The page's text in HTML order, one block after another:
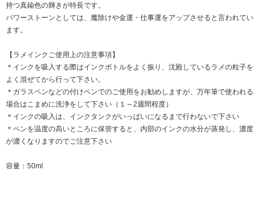
持つ真鍮色の輝きが特長です。
パワーストーンとしては、魔除けや金運・仕事運をアップさせると言われてい
ます。
【ラメインクご使用上の注意事項】
＊インクを吸入する際はインクボトルをよく振り、沈殿しているラメの粒子を
よく混ぜてから行って下さい。
＊ガラスペンなどの付けペンでのご使用をお勧めしますが、万年筆で使われる
場合はこまめに洗浄をして下さい（１～2週間程度）
＊インクの吸入は、インクタンクがいっぱいになるまで行わないで下さい
＊ペンを温度の高いところに保管すると、内部のインクの水分が蒸発し、濃度
が濃くなりますのでご注意下さい
容量：50ml